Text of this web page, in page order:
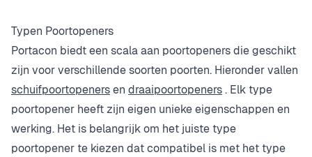
Typen Poortopeners
Portacon biedt een scala aan poortopeners die geschikt
zijn voor verschillende soorten poorten. Hieronder vallen
schuifpoortopenersen draaipoortopeners. Elk type
poortopener heeft zijn eigen unieke eigenschappen en
werking. Het is belangrijk om het juiste type
poortopener te kiezen dat compatibel is met het type